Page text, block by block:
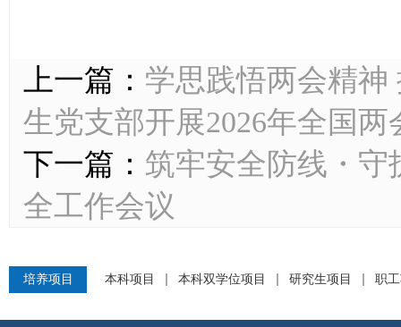
上一篇： 学思践悟两会精
生党支部开展2026年全国
下一篇： 筑牢安全防线・
全工作会议
培养项目 本科项目 本科双学位项目 研究生项目 职